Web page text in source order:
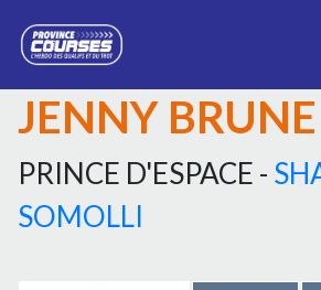
JENNY BRUNE
PRINCE D'ESPACE -
SOMOLLI